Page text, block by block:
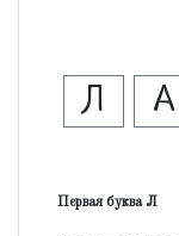
Л А
Первая буква Л